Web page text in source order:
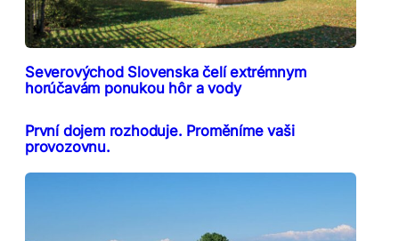
Severovýchod Slovenska čelí extrémnym
horúčavám ponukou hôr a vody
První dojem rozhoduje. Proměníme vaši
provozovnu.